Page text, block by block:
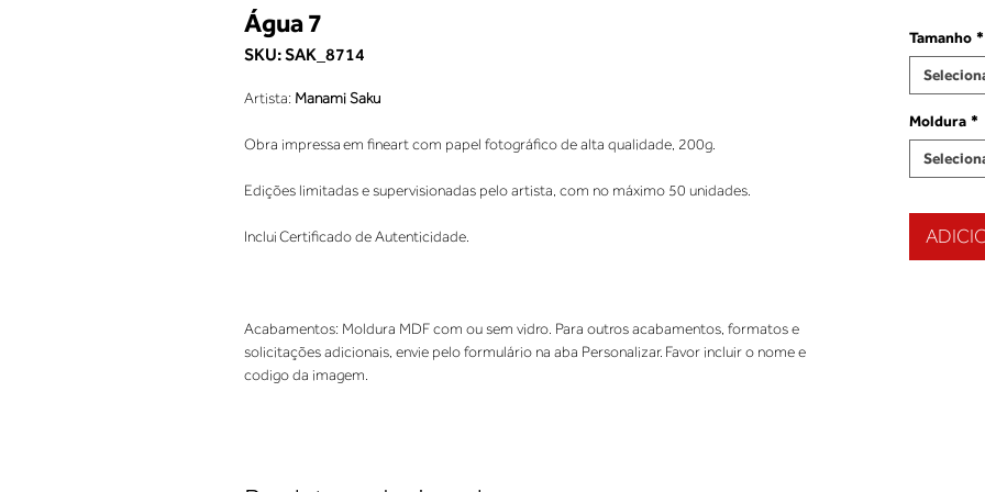
Água 7
SKU: SAK_8714
Artista: Manami Saku
Obra impressa em fineart com papel fotográfico de alta qualidade, 200g.
Edições limitadas e supervisionadas pelo artista, com no máximo 50 unidades.
Inclui Certificado de Autenticidade.
Acabamentos: Moldura MDF com ou sem vidro. Para outros acabamentos, formatos e
solicitações adicionais, envie pelo formulário na aba Personalizar. Favor incluir o nome e
codigo da imagem.
Tamanho *
Moldura *